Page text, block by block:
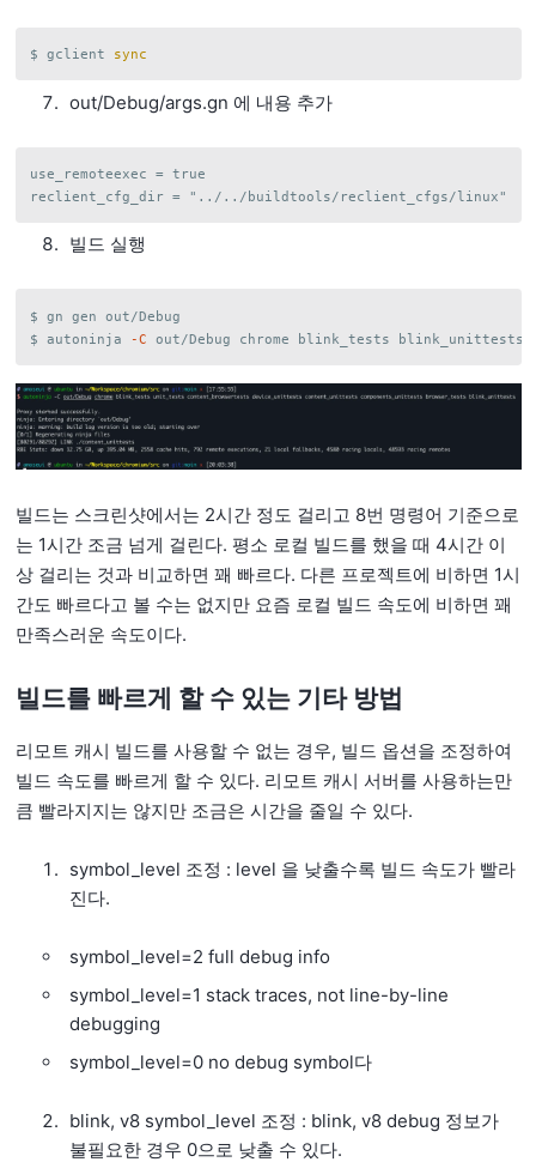
$ gclient sync
out/Debug/args.gn 에 내용 추가
use_remoteexec = true
빌드 실행
$ gn gen out/Debug
$ autoninja
-C
빌드는 스크린샷에서는 2시간 정도 걸리고 8번 명령어 기준으로
는 1시간 조금 넘게 걸린다. 평소 로컬 빌드를 했을 때 4시간 이
상 걸리는 것과 비교하면 꽤 빠르다. 다른 프로젝트에 비하면 1시
간도 빠르다고 볼 수는 없지만 요즘 로컬 빌드 속도에 비하면 꽤
만족스러운 속도이다.
빌드를 빠르게 할 수 있는 기타 방법
리모트 캐시 빌드를 사용할 수 없는 경우, 빌드 옵션을 조정하여
빌드 속도를 빠르게 할 수 있다. 리모트 캐시 서버를 사용하는만
큼 빨라지지는 않지만 조금은 시간을 줄일 수 있다.
symbol_level 조정 : level 을 낮출수록 빌드 속도가 빨라
진다.
symbol_level=2 full debug info
symbol_level=1 stack traces, not line-by-line
debugging
symbol_level=0 no debug symbol다
blink, v8 symbol_level 조정 : blink, v8 debug 정보가
불필요한 경우 0으로 낮출 수 있다.